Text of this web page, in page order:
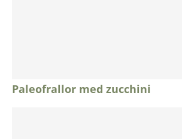
Paleofrallor med zucchini